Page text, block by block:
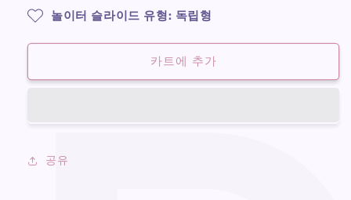
놀이터 슬라이드 유형: 독립형
카트에 추가
공유